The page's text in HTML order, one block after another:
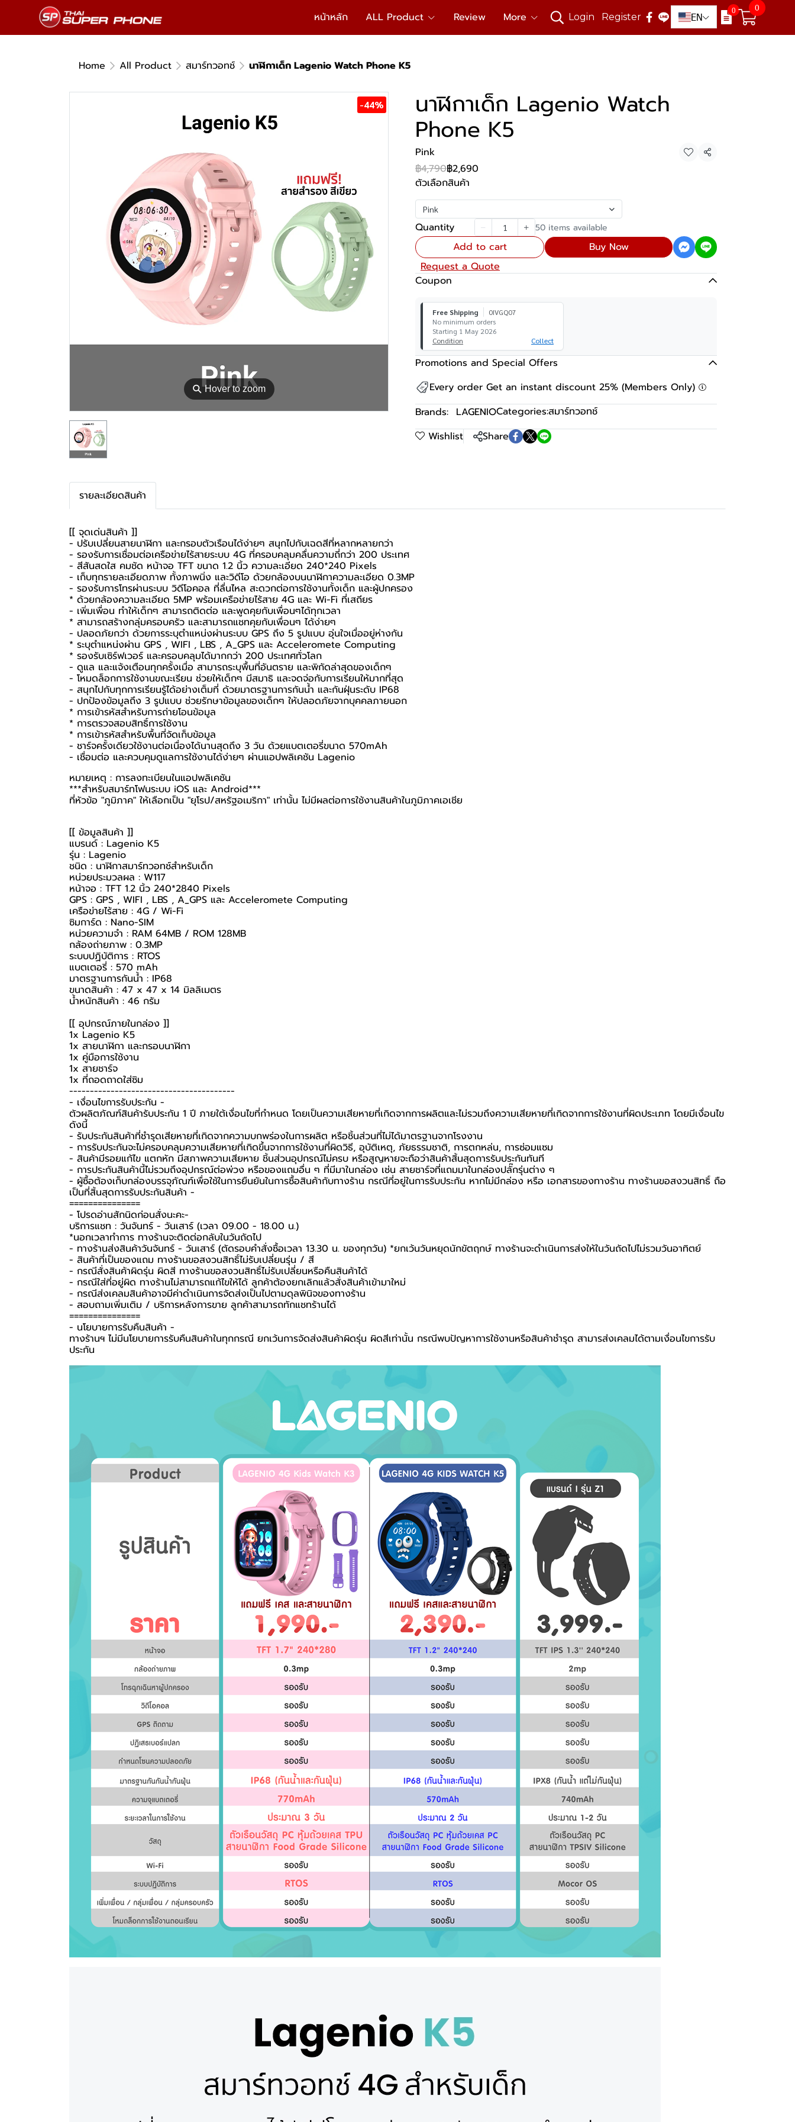
หน้าหลัก ALL Product Review More Login Register EN
0 0
Home All Product สมาร์ทวอทช์ นาฬิกาเด็ก Lagenio Watch Phone K5
⚲Hover to zoom
-44% นาฬิกาเด็ก Lagenio Watch
Phone K5
Pink
Share
฿4,790฿2,690
ตัวเลือกสินค้า
Pink
Quantity 50 items available
Add to cart
Buy Now
Request a Quote
Coupon
Free Shipping
0IVGQ07
No minimum orders
Starting 1 May 2026
Condition
Collect
Promotions and Special Offers
Every order Get an instant discount 25% (Members Only)
Brands: LAGENIOCategories:สมาร์ทวอทช์
Wishlist
Share
รายละเอียดสินค้า
[[ จุดเด่นสินค้า ]]
- ปรับเปลี่ยนสายนาฬิกา และกรอบตัวเรือนได้ง่ายๆ สนุกไปกับเฉดสีที่หลากหลายกว่า
- รองรับการเชื่อมต่อเครือข่ายไร้สายระบบ 4G ที่ครอบคลุมคลื่นความถี่กว่า 200 ประเทศ
- สีสันสดใส คมชัด หน้าจอ TFT ขนาด 1.2 นิ้ว ความละเอียด 240*240 Pixels
- เก็บทุกรายละเอียดภาพ ทั้งภาพนิ่ง และวิดีโอ ด้วยกล้องบนนาฬิกาความละเอียด 0.3MP
- รองรับการโทรผ่านระบบ วิดีโอคอล ที่ลื่นไหล สะดวกต่อการใช้งานทั้งเด็ก และผู้ปกครอง
* ด้วยกล้องความละเอียด 5MP พร้อมเครือข่ายไร้สาย 4G และ Wi-Fi ที่เสถียร
- เพิ่มเพื่อน ทำให้เด็กๆ สามารถติดต่อ และพูดคุยกับเพื่อนๆได้ทุกเวลา
* สามารถสร้างกลุ่มครอบครัว และสามารถแชทคุยกับเพื่อนๆ ได้ง่ายๆ
- ปลอดภัยกว่า ด้วยการระบุตำแหน่งผ่านระบบ GPS ถึง 5 รูปแบบ อุ่นใจเมื่ออยู่ห่างกัน
* ระบุตำแหน่งผ่าน GPS , WIFI , LBS , A_GPS และ Acceleromete Computing
* รองรับเซิร์ฟเวอร์ และครอบคลุมได้มากกว่า 200 ประเทศทั่วโลก
- ดูแล และแจ้งเตือนทุกครั้งเมื่อ สามารถระบุพื้นที่อันตราย และพิกัดล่าสุดของเด็กๆ
- โหมดล็อกการใช้งานขณะเรียน ช่วยให้เด็กๆ มีสมาธิ และจดจ่อกับการเรียนให้มากที่สุด
- สนุกไปกับทุกการเรียนรู้ได้อย่างเต็มที่ ด้วยมาตรฐานการกันน้ำ และกันฝุ่นระดับ IP68
- ปกป้องข้อมูลถึง 3 รูปแบบ ช่วยรักษาข้อมูลของเด็กๆ ให้ปลอดภัยจากบุคคลภายนอก
* การเข้ารหัสสำหรับการถ่ายโอนข้อมูล
* การตรวจสอบสิทธิ์การใช้งาน
* การเข้ารหัสสำหรับพื้นที่จัดเก็บข้อมูล
- ชาร์จครั้งเดียวใช้งานต่อเนื่องได้นานสุดถึง 3 วัน ด้วยแบตเตอรี่ขนาด 570mAh
- เชื่อมต่อ และควบคุมดูแลการใช้งานได้ง่ายๆ ผ่านแอปพลิเคชัน Lagenio
หมายเหตุ : การลงทะเบียนในแอปพลิเคชัน
***สำหรับสมาร์ทโฟนระบบ iOS และ Android***
ที่หัวข้อ "ภูมิภาค" ให้เลือกเป็น "ยุโรป/สหรัฐอเมริกา" เท่านั้น ไม่มีผลต่อการใช้งานสินค้าในภูมิภาคเอเชีย
[[ ข้อมูลสินค้า ]]
แบรนด์ : Lagenio K5
รุ่น : Lagenio
ชนิด : นาฬิกาสมาร์ทวอทช์สำหรับเด็ก
หน่วยประมวลผล : W117
หน้าจอ : TFT 1.2 นิ้ว 240*2840 Pixels
GPS : GPS , WIFI , LBS , A_GPS และ Acceleromete Computing
เครือข่ายไร้สาย : 4G / Wi-Fi
ซิมการ์ด : Nano-SIM
หน่วยความจำ : RAM 64MB / ROM 128MB
กล้องถ่ายภาพ : 0.3MP
ระบบปฏิบัติการ : RTOS
แบตเตอรี่ : 570 mAh
มาตรฐานการกันน้ำ : IP68
ขนาดสินค้า : 47 x 47 x 14 มิลลิเมตร
น้ำหนักสินค้า : 46 กรัม
[[ อุปกรณ์ภายในกล่อง ]]
1x Lagenio K5
1x สายนาฬิกา และกรอบนาฬิกา
1x คู่มือการใช้งาน
1x สายชาร์จ
1x ที่ถอดถาดใส่ซิม
----------------------------------------
-️ เงื่อนไขการรับประกัน -️
ตัวผลิตภัณฑ์สินค้ารับประกัน 1 ปี ภายใต้เงื่อนไขที่กำหนด โดยเป็นความเสียหายที่เกิดจากการผลิตและไม่รวมถึงความเสียหายที่เกิดจากการใช้งานที่ผิดประเภท โดยมีเงื่อนไข
ดังนี้
- รับประกันสินค้าที่ชำรุดเสียหายที่เกิดจากความบกพร่องในการผลิต หรือชิ้นส่วนที่ไม่ได้มาตรฐานจากโรงงาน
- การรับประกันจะไม่ครอบคลุมความเสียหายที่เกิดขึ้นจากการใช้งานที่ผิดวิธี, อุบัติเหตุ, ภัยธรรมชาติ, การตกหล่น, การซ่อมแซม
- สินค้ามีรอยแก้ไข แตกหัก มีสภาพความเสียหาย ชิ้นส่วนอุปกรณ์ไม่ครบ หรือสูญหายจะถือว่าสินค้าสิ้นสุดการรับประกันทันที
- การประกันสินค้านี้ไม่รวมถึงอุปกรณ์ต่อพ่วง หรือของแถมอื่น ๆ ที่มีมาในกล่อง เช่น สายชาร์จที่แถมมาในกล่องปลั๊กรุ่นต่าง ๆ
-️ ผู้ซื้อต้องเก็บกล่องบรรจุภัณฑ์เพื่อใช้ในการยืนยันในการซื้อสินค้ากับทางร้าน กรณีที่อยู่ในการรับประกัน หากไม่มีกล่อง หรือ เอกสารของทางร้าน ทางร้านขอสงวนสิทธิ์ ถือ
เป็นที่สิ้นสุดการรับประกันสินค้า -️
===============
-️ โปรดอ่านสักนิดก่อนสั่งนะคะ-️
บริการแชท : วันจันทร์ - วันเสาร์ (เวลา 09.00 - 18.00 น.)
*นอกเวลาทำการ ทางร้านจะติดต่อกลับในวันถัดไป
- ทางร้านส่งสินค้าวันจันทร์ - วันเสาร์ (ตัดรอบคำสั่งซื้อเวลา 13.30 น. ของทุกวัน) *ยกเว้นวันหยุดนักขัตฤกษ์ ทางร้านจะดำเนินการส่งให้ในวันถัดไปไม่รวมวันอาทิตย์
- สินค้าที่เป็นของแถม ทางร้านขอสงวนสิทธิ์ไม่รับเปลี่ยนรุ่น / สี
- กรณีสั่งสินค้าผิดรุ่น ผิดสี ทางร้านขอสงวนสิทธิ์ไม่รับเปลี่ยนหรือคืนสินค้าได้
- กรณีใส่ที่อยู่ผิด ทางร้านไม่สามารถแก้ไขให้ได้ ลูกค้าต้องยกเลิกแล้วสั่งสินค้าเข้ามาใหม่
- กรณีส่งเคลมสินค้าอาจมีค่าดำเนินการจัดส่งเป็นไปตามดุลพินิจของทางร้าน
- สอบถามเพิ่มเติม / บริการหลังการขาย ลูกค้าสามารถทักแชทร้านได้
===============
-️ นโยบายการรับคืนสินค้า -️
ทางร้านฯ ไม่มีนโยบายการรับคืนสินค้าในทุกกรณี ยกเว้นการจัดส่งสินค้าผิดรุ่น ผิดสีเท่านั้น กรณีพบปัญหาการใช้งานหรือสินค้าชำรุด สามารส่งเคลมได้ตามเงื่อนไขการรับ
ประกัน